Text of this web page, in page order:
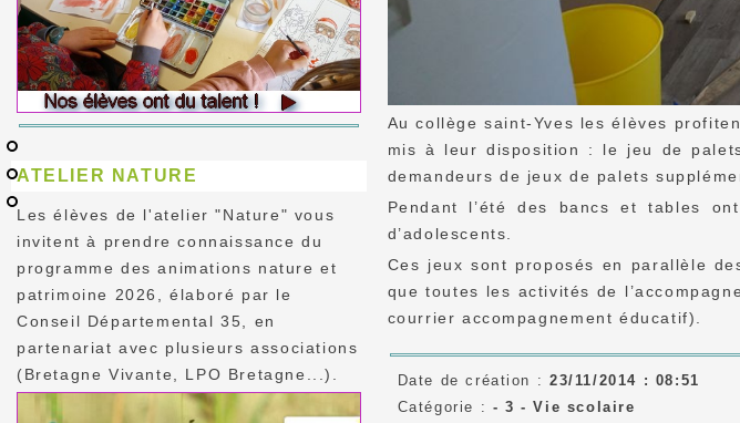
ATELIER NATURE
Les élèves de l'atelier "Nature" vous
invitent à prendre connaissance du
programme des animations nature et
patrimoine 2026, élaboré par le
Conseil Départemental 35, en
partenariat avec plusieurs associations
(Bretagne Vivante, LPO Bretagne...).
Au collège saint-Yves les élèves
mis à leur disposition : le jeu de
demandeurs de jeux de palets
Pendant l’été des bancs et tables
d’adolescents.
Ces jeux sont proposés en parallèle
que toutes les activités de
courrier accompagnement éducatif).
Date de création : 23/11/2014 : 08:51
Catégorie : - 3 - Vie scolaire